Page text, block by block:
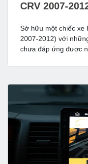
CRV 2007-
Sở hữu một chiếc xe
2007-2012) với
chưa đáp ứng được